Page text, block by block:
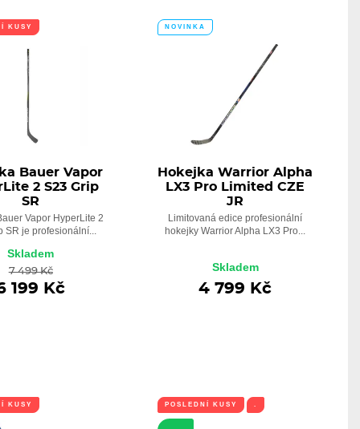
KUSY
Bauer Vapor
2 S23 Grip
SR
Vapor HyperLite 2
SR je profesionální...
Skladem
7 499 Kč
199 Kč
NOVINKA
Hokejka Warrior Alpha
LX3 Pro Limited CZE
JR
Limitovaná edice profesionální
hokejky Warrior Alpha LX3 Pro...
Skladem
4 799 Kč
KUSY POSLEDNÍ KUSY .